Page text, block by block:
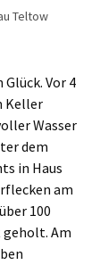
Teltow
Vor 4
Keller
Wasser
dem
in Haus
am
100
geholt. Am